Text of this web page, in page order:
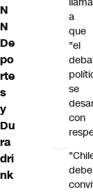
N
N
De
po
rte
s
y
Du
ra
dri
nk
a
que
"el
se
con
debe